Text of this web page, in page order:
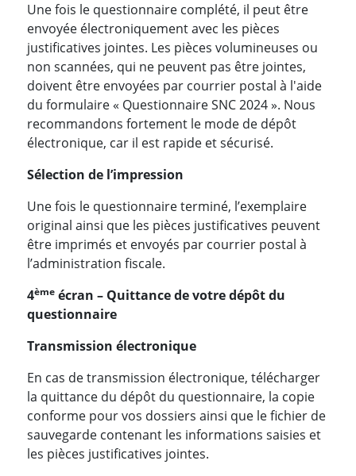
Une fois le questionnaire complété, il peut être
envoyée électroniquement avec les pièces
justificatives jointes. Les pièces volumineuses ou
non scannées, qui ne peuvent pas être jointes,
doivent être envoyées par courrier postal à l'aide
du formulaire « Questionnaire SNC 2024 ». Nous
recommandons fortement le mode de dépôt
électronique, car il est rapide et sécurisé.
Sélection de l’impression
Une fois le questionnaire terminé, l’exemplaire
original ainsi que les pièces justificatives peuvent
être imprimés et envoyés par courrier postal à
l’administration fiscale.
4ème écran – Quittance de votre dépôt du
questionnaire
Transmission électronique
En cas de transmission électronique, télécharger
la quittance du dépôt du questionnaire, la copie
conforme pour vos dossiers ainsi que le fichier de
sauvegarde contenant les informations saisies et
les pièces justificatives jointes.